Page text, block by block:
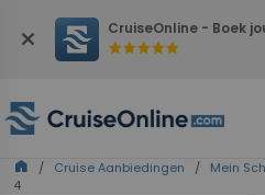
close CruiseOnline - Boek
starstarstarstarstar
home / Cruise Aanbiedingen / Mein
4